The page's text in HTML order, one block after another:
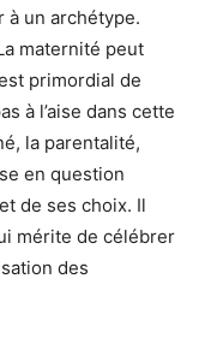
à un archétype.
maternité peut
primordial de
à l’aise dans cette
la parentalité,
en question
de ses choix. Il
mérite de célébrer
des